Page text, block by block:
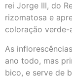
rei Jorge III, do
rizomatosa e
coloração verde-
As
ano todo, mas
bico, e serve de